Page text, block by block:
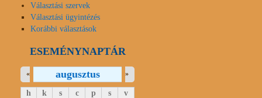
Választási szervek
Választási ügyintézés
Korábbi választások
ESEMÉNYNAPTÁR
augusztus
« »
h k s c p s
v